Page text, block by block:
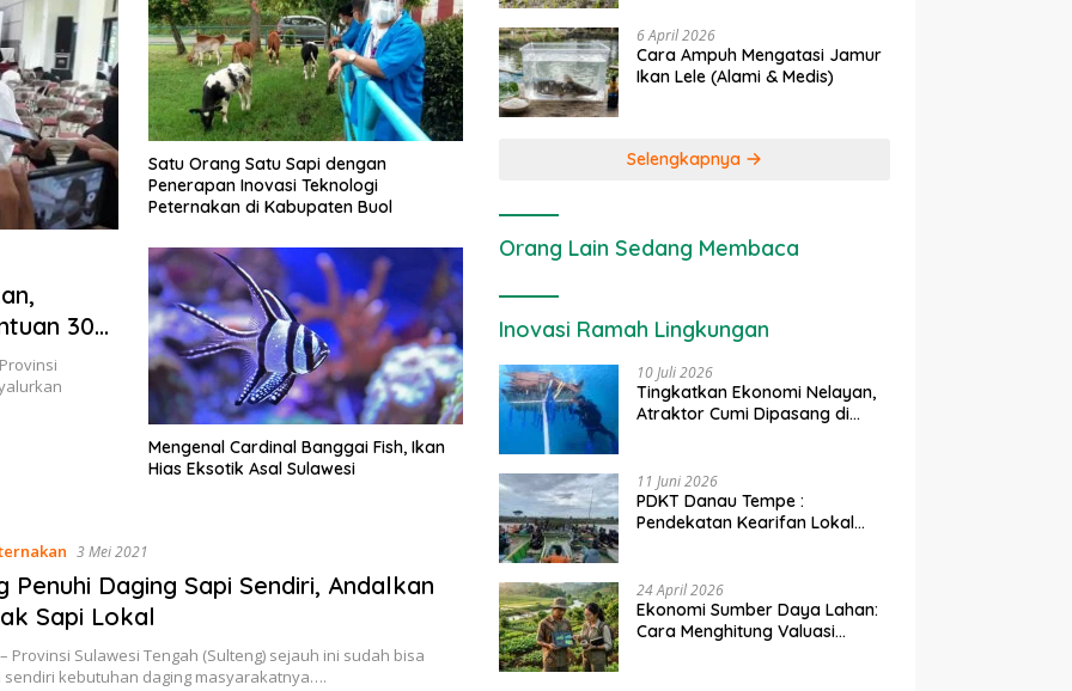
300
Satu Orang Satu Sapi dengan
Penerapan Inovasi Teknologi
Peternakan di Kabupaten Buol
Mengenal Cardinal Banggai Fish, Ikan
Hias Eksotik Asal Sulawesi
3 Mei 2021
Penuhi Daging Sapi Sendiri, Andalkan
Sapi Lokal
Provinsi Sulawesi Tengah (Sulteng) sejauh ini sudah bisa
sendiri kebutuhan daging masyarakatnya….
6 April 2026
Cara Ampuh Mengatasi Jamur
Ikan Lele (Alami & Medis)
Selengkapnya
Orang Lain Sedang Membaca
Inovasi Ramah Lingkungan
10 Juli 2026
Tingkatkan Ekonomi Nelayan,
Atraktor Cumi Dipasang di
11 Juni 2026
PDKT Danau Tempe :
Pendekatan Kearifan Lokal
24 April 2026
Ekonomi Sumber Daya Lahan:
Cara Menghitung Valuasi